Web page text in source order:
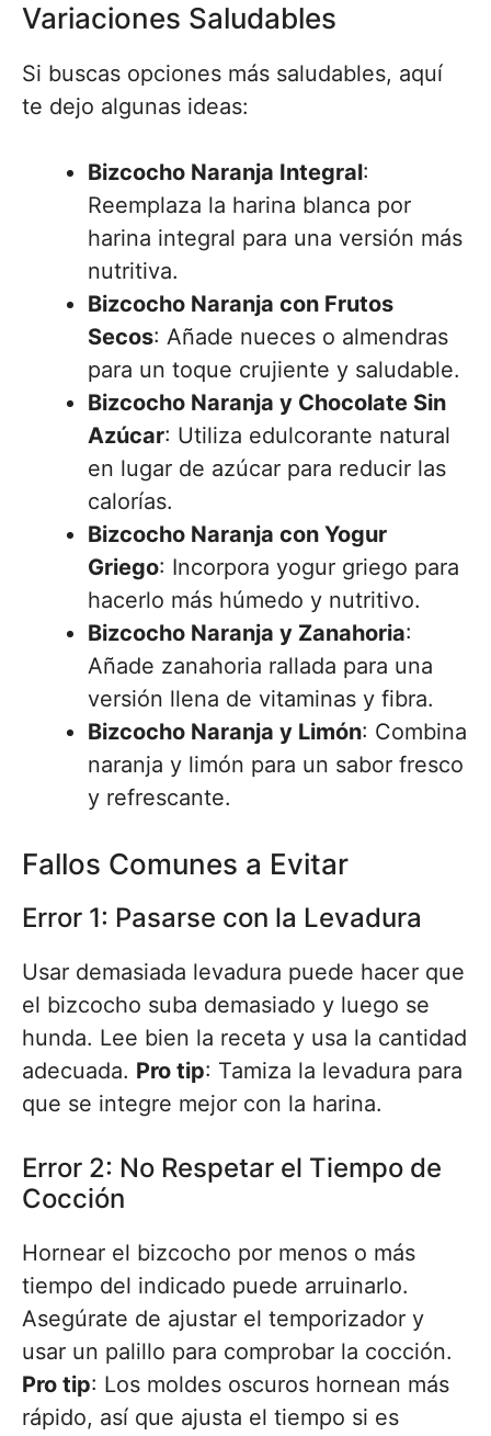
Variaciones Saludables
Si buscas opciones más saludables, aquí
te dejo algunas ideas:
Bizcocho Naranja Integral:
Reemplaza la harina blanca por
harina integral para una versión más
nutritiva.
Bizcocho Naranja con Frutos
Secos: Añade nueces o almendras
para un toque crujiente y saludable.
Bizcocho Naranja y Chocolate Sin
Azúcar: Utiliza edulcorante natural
en lugar de azúcar para reducir las
calorías.
Bizcocho Naranja con Yogur
Griego: Incorpora yogur griego para
hacerlo más húmedo y nutritivo.
Bizcocho Naranja y Zanahoria:
Añade zanahoria rallada para una
versión llena de vitaminas y fibra.
Bizcocho Naranja y Limón: Combina
naranja y limón para un sabor fresco
y refrescante.
Fallos Comunes a Evitar
Error 1: Pasarse con la Levadura
Usar demasiada levadura puede hacer que
el bizcocho suba demasiado y luego se
hunda. Lee bien la receta y usa la cantidad
adecuada. Pro tip: Tamiza la levadura para
que se integre mejor con la harina.
Error 2: No Respetar el Tiempo de
Cocción
Hornear el bizcocho por menos o más
tiempo del indicado puede arruinarlo.
Asegúrate de ajustar el temporizador y
usar un palillo para comprobar la cocción.
Pro tip: Los moldes oscuros hornean más
rápido, así que ajusta el tiempo si es